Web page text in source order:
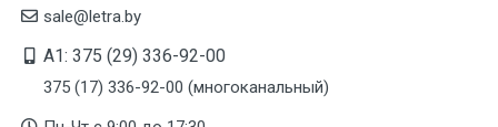
Указан на упаковке / в паспорте товара
Дата изготовления
Указана на упаковке / в паспорте товара
sale@letra.by
A1: 375 (29) 336-92-00
375 (17) 336-92-00 (многоканальный)